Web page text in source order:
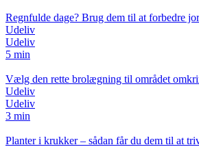
Regnfulde dage? Brug dem til at forbedre
Udeliv
Udeliv
5 min
Vælg den rette brolægning til området
Udeliv
Udeliv
3 min
Planter i krukker – sådan får du dem til at